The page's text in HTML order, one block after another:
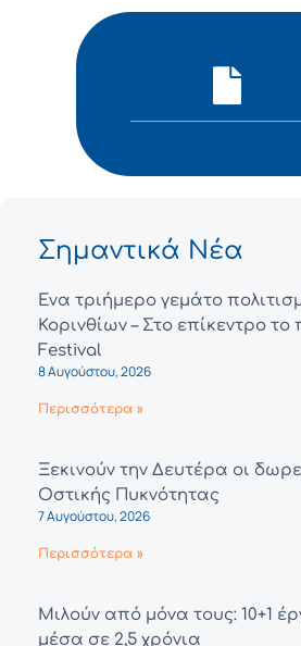
Σημαντικά Νέα
Ένα τριήμερο γεμάτο
Κορινθίων – Στο επίκεντρο
Festival
8 Αυγούστου, 2026
Περισσότερα »
Ξεκινούν την Δευτέρα οι
Οστικής Πυκνότητας
7 Αυγούστου, 2026
Περισσότερα »
Μιλούν από μόνα τους: 10+1
μέσα σε 2,5 χρόνια